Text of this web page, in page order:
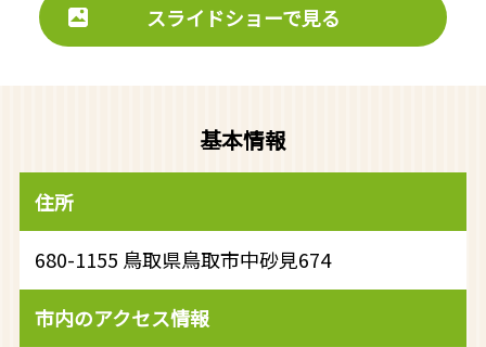
スライドショーで見る
基本情報
住所
680-1155 鳥取県鳥取市中砂見674
市内のアクセス情報